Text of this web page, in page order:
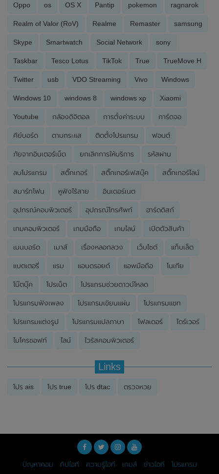
Oppo os OS X Pantip pokemon ragnarok
Realm of Valor (RoV) Realme Remaster samsung
Skype Smartwatch Social Network sony
Taskbar Tesco Lotus TikTok True TrueMove H
Twitter usb VDO Streaming Vivo Windows
Windows 10 windows 8 windows xp Xiaomi
Youtube กล้องดิจิตอล การตั้งค่าระบบ การ์ดจอ
คีย์บอร์ด ตามกระแส ติดตั้งโปรแกรม ฟอนต์
ภัยจากอินเตอร์เน็ต ยกเลิกการให้บริการ รหัสผ่าน
ลบโปรแกรม สติ๊กเกอร์ สติ๊กเกอร์เฟสบุ๊ค สติ๊กเกอร์ไลน์
สมาร์ทโฟน หูฟังไร้สาย อินเตอร์เนต
อุปกรณ์คอมพิวเตอร์ อุปกรณ์โทรศัพท์ ฮาร์ดดิสก์
เกมคอมพิวเตอร์ เกมมือถือ เกมไลน์ เปิดตัวสินค้า
เมนบอร์ด เมาส์ เรื่องหลอกลวง เว็บไซต์ แท็บเล็ต
แบตเตอรี่ แรม แอนดรอยด์ แอพมือถือ โนเกีย
โน๊ตบุ๊ค โปรเน็ต โปรแกรมช่วยดาวน์โหลด
โปรแกรมฟังเพลง โปรแกรมเขียนแผ่น โปรแกรมแชท
โปรแกรมแต่งรูป โปรแกรมแปลภาษา โฟลเดอร์ ไดร์เวอร์
ไมโครซอฟท์ ไลน์ ไวรัสคอมพิวเตอร์
Links
โปร ais โปร true โปร dtac ตรวจหวย
ปัญหาคอม ทิปไอที ความรู้ไอที เกมส์ ข่าวไอที โปรแกรม